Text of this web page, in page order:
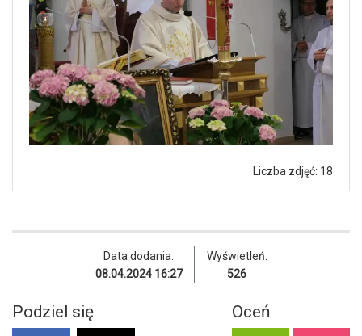
Liczba zdjęć: 18
Data dodania:
08.04.2024 16:27
Wyświetleń:
526
Podziel się Oceń